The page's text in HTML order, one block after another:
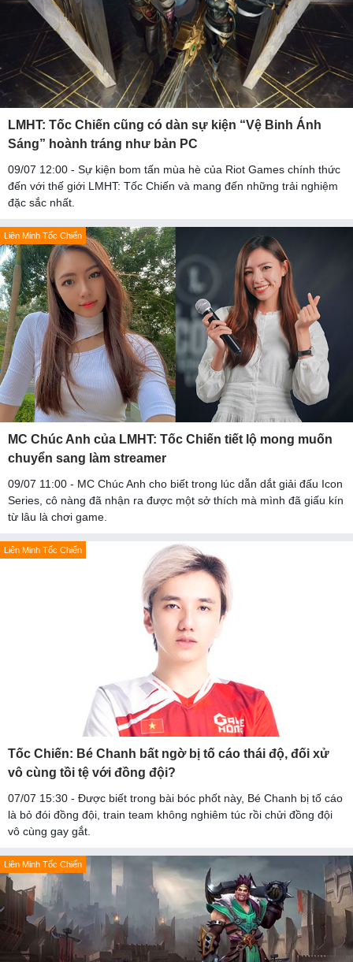
LMHT: Tốc Chiến cũng có dàn sự kiện “Vệ Binh Ánh
Sáng” hoành tráng như bản PC
09/07 12:00 - Sự kiện bom tấn mùa hè của Riot Games chính thức
đến với thế giới LMHT: Tốc Chiến và mang đến những trải nghiệm
đặc sắc nhất.
Liên Minh Tốc Chiến
MC Chúc Anh của LMHT: Tốc Chiến tiết lộ mong muốn
chuyển sang làm streamer
09/07 11:00 - MC Chúc Anh cho biết trong lúc dẫn dắt giải đấu Icon
Series, cô nàng đã nhận ra được một sở thích mà mình đã giấu kín
từ lâu là chơi game.
Liên Minh Tốc Chiến
Tốc Chiến: Bé Chanh bất ngờ bị tố cáo thái độ, đối xử
vô cùng tồi tệ với đồng đội?
07/07 15:30 - Được biết trong bài bóc phốt này, Bé Chanh bị tố cáo
là bỏ đói đồng đội, train team không nghiêm túc rồi chửi đồng đội
vô cùng gay gắt.
Liên Minh Tốc Chiến